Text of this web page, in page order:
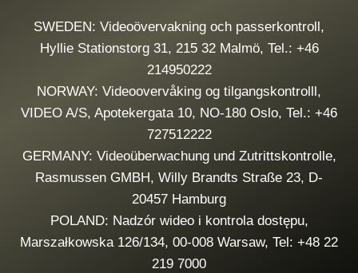
SWEDEN: Videoövervakning och passerkontroll,
Hyllie Stationstorg 31, 215 32 Malmö, Tel.: +46
214950222
NORWAY: Videoovervåking og tilgangskontrolll,
VIDEO A/S, Apotekergata 10, NO-180 Oslo, Tel.: +46
727512222
GERMANY: Videoüberwachung und Zutrittskontrolle,
Rasmussen GMBH, Willy Brandts Straße 23, D-
20457 Hamburg
POLAND: Nadzór wideo i kontrola dostępu,
Marszałkowska 126/134, 00-008 Warsaw, Tel: +48 22
219 7000